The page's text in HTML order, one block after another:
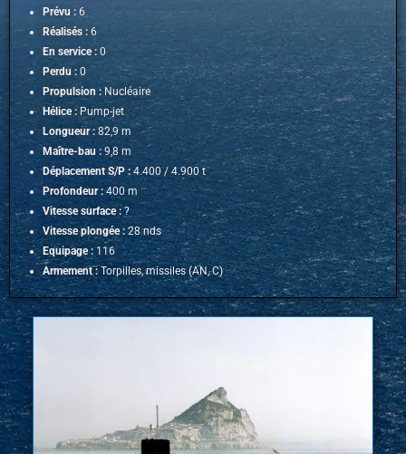
Prévu : 6
Réalisés : 6
En service : 0
Perdu : 0
Propulsion : Nucléaire
Hélice : Pump-jet
Longueur :82,9 m
Maître-bau :9,8 m
Déplacement S/P : 4.400 / 4.900 t
Profondeur :400 m
Vitesse surface :?
Vitesse plongée :28 nds
Equipage : 116
Armement :Torpilles, missiles (AN, C)